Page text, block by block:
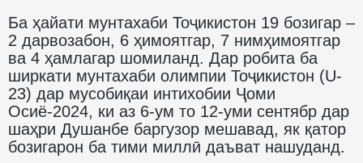
Ба ҳайати мунтахаби Тоҷикистон 19 бозигар –
2 дарвозабон, 6 ҳимоятгар, 7 нимҳимоятгар
ва 4 ҳамлагар шомиланд. Дар робита ба
ширкати мунтахаби олимпии Тоҷикистон (U-
23) дар мусобиқаи интихобии Ҷоми
Осиё-2024, ки аз 6-ум то 12-уми сентябр дар
шаҳри Душанбе баргузор мешавад, як қатор
бозигарон ба тими миллӣ даъват нашуданд.